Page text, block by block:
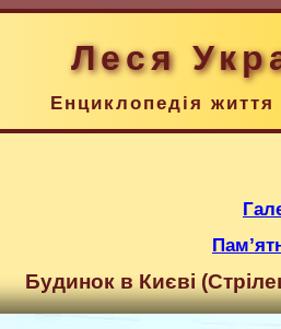
Леся
Енциклопедія життя
Будинок в Києві